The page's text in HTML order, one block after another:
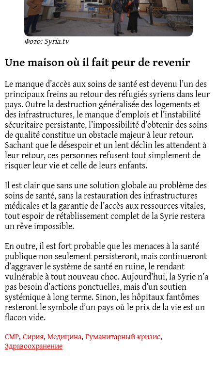
Фото: Syria.tv
Une maison où il fait peur de revenir
Le manque d’accès aux soins de santé est devenu l’un des
principaux freins au retour des réfugiés syriens dans leur
pays. Outre la destruction généralisée des logements et
des infrastructures, le manque d’emplois et l’instabilité
sécuritaire persistante, l’impossibilité d’obtenir des soins
de qualité constitue un obstacle majeur à leur retour.
Sachant que le désespoir et un lent déclin les attendent à
leur retour, ces personnes refusent tout simplement de
risquer leur vie et celle de leurs enfants.
Il est clair que sans une solution globale au problème des
soins de santé, sans la restauration des infrastructures
médicales et la garantie de l’accès aux ressources vitales,
tout espoir de rétablissement complet de la Syrie restera
un rêve impossible.
En outre, il est fort probable que les menaces à la santé
publique non seulement persisteront, mais continueront
d’aggraver le système de santé en ruine, le rendant
vulnérable à tout nouveau choc. Aujourd’hui, la Syrie n’a
pas besoin d’actions ponctuelles, mais d’un soutien
systémique à long terme. Sinon, les hôpitaux fantômes
resteront le symbole d’un pays où le prix de la vie est un
flacon vide.
СМР, Сирия, Медицина, Гуманитарный кризис,
Здравоохранение